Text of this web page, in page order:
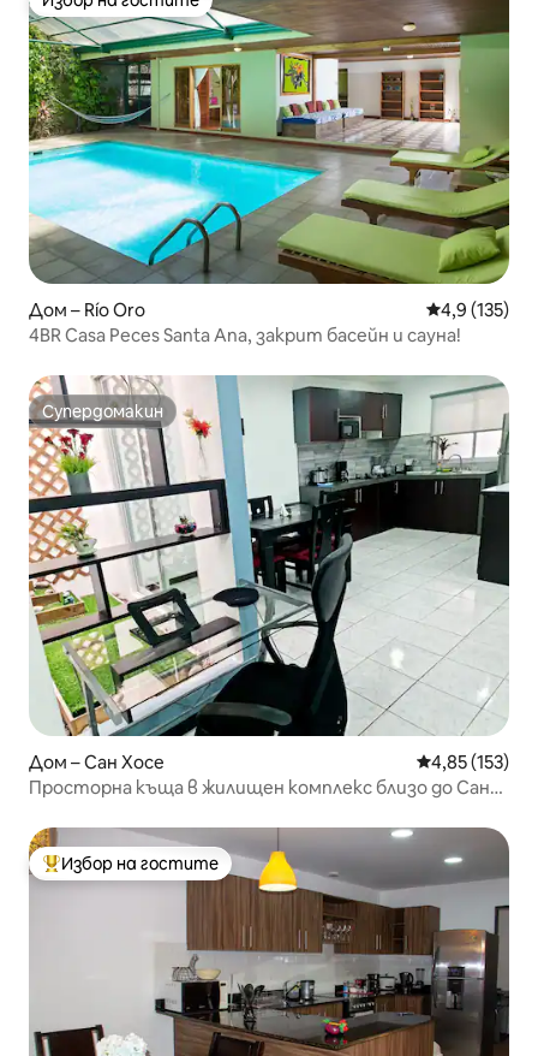
Избор на гостите
Дом – Río Oro Средна
4,9 (135)
4BR Casa Peces Santa Ana, закрит басейн и сауна!
Супердомакин
Супердомакин
Дом – Сан Хосе Средна
4,85 (153)
Просторна къща в жилищен комплекс близо до Сан
Най-популярен избор на гостите
Избор на гостите